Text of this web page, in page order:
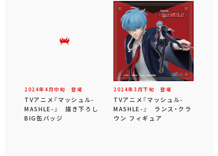
2024年4 月中旬 登場
TVアニメ『マッシュル-
MASHLE-』 描き下ろし
BIG缶バッジ
2024年3 月下旬 登場
TVアニメ『マッシュル-
MASHLE-』 ランス・クラ
ウン フィギュア